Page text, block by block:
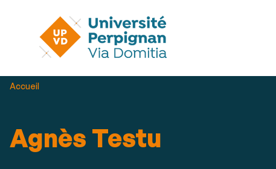
Vous
Accueil
Agnès Testu